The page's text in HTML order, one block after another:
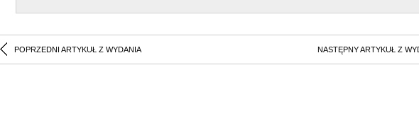
POPRZEDNI ARTYKUŁ Z WYDANIA NASTĘPNY ARTYKUŁ Z